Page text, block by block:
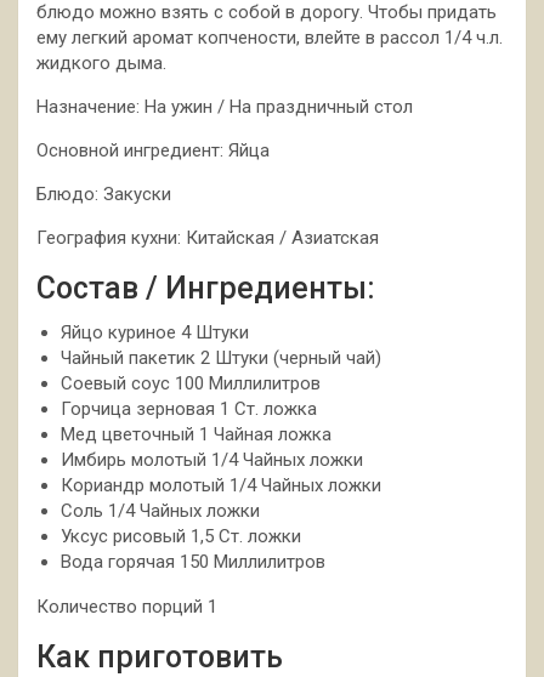
блюдо можно взять с собой в дорогу. Чтобы придать
ему легкий аромат копчености, влейте в рассол 1/4 ч.л.
жидкого дыма.
Назначение: На ужин / На праздничный стол
Основной ингредиент: Яйца
Блюдо: Закуски
География кухни: Китайская / Азиатская
Состав / Ингредиенты:
Яйцо куриное 4 Штуки
Чайный пакетик 2 Штуки (черный чай)
Соевый соус 100 Миллилитров
Горчица зерновая 1 Ст. ложка
Мед цветочный 1 Чайная ложка
Имбирь молотый 1/4 Чайных ложки
Кориандр молотый 1/4 Чайных ложки
Соль 1/4 Чайных ложки
Уксус рисовый 1,5 Ст. ложки
Вода горячая 150 Миллилитров
Количество порций 1
Как приготовить